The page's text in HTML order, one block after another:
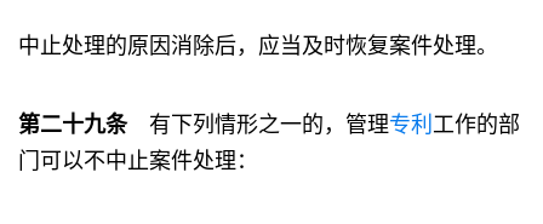
中止处理的原因消除后，应当及时恢复案件处理。
第二十九条有下列情形之一的，管理专利 工作的部
门可以不中止案件处理：